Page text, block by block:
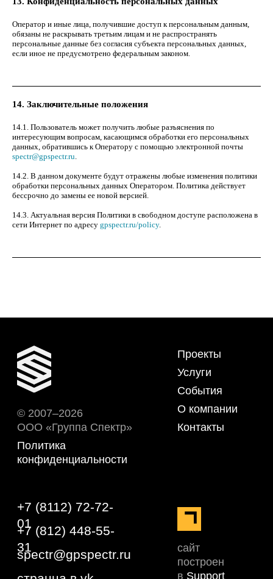
Оператор и иные лица, получившие доступ к персональным данным,
обязаны не раскрывать третьим лицам и не распространять
персональные данные без согласия субъекта персональных данных,
если иное не предусмотрено федеральным законом.
14. Заключительные положения
14.1. Пользователь может получить любые разъяснения по
интересующим вопросам, касающимся обработки его персональных
данных, обратившись к Оператору с помощью электронной почты
spectr@gpspectr.ru.
14.2. В данном документе будут отражены любые изменения политики
обработки персональных данных Оператором. Политика действует
бессрочно до замены ее новой версией.
14.3. Актуальная версия Политики в свободном доступе расположена в
сети Интернет по адресу gpspectr.ru/policy.